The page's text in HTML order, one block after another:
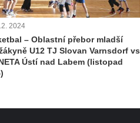
2024
– Oblastní přebor mladší
U12 TJ Slovan Varnsdorf vs
Ústí nad Labem (listopad